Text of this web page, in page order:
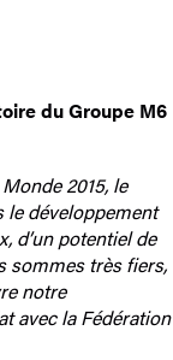
du Groupe M6
2015, le
le développement
d’un potentiel de
sommes très fiers,
notre
avec la Fédération